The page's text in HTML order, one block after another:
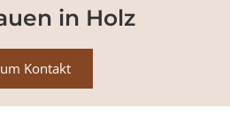
in Holz
Kontakt